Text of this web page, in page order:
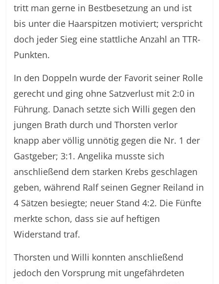
tritt man gerne in Bestbesetzung an und ist
bis unter die Haarspitzen motiviert; verspricht
doch jeder Sieg eine stattliche Anzahl an TTR-
Punkten.
In den Doppeln wurde der Favorit seiner Rolle
gerecht und ging ohne Satzverlust mit 2:0 in
Führung. Danach setzte sich Willi gegen den
jungen Brath durch und Thorsten verlor
knapp aber völlig unnötig gegen die Nr. 1 der
Gastgeber; 3:1. Angelika musste sich
anschließend dem starken Krebs geschlagen
geben, während Ralf seinen Gegner Reiland in
4 Sätzen besiegte; neuer Stand 4:2. Die Fünfte
merkte schon, dass sie auf heftigen
Widerstand traf.
Thorsten und Willi konnten anschließend
jedoch den Vorsprung mit ungefährdeten